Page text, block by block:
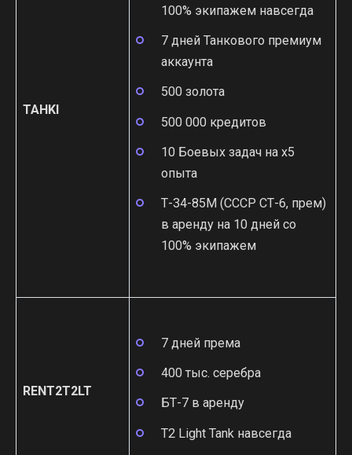
TAHKI
100% экипажем навсегда
7 дней Танкового премиум
аккаунта
500 золота
500 000 кредитов
10 Боевых задач на x5
опыта
Т-34-85М (СССР СТ-6, прем)
в аренду на 10 дней со
100% экипажем
RENT2T2LT
7 дней према
400 тыс. серебра
БТ-7 в аренду
T2 Light Tank навсегда